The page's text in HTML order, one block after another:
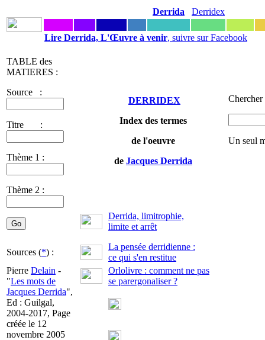
Derrida Derridex
Lire Derrida, L'Œuvre à venir, suivre sur Facebook
TABLE des
MATIERES :
Source :
Titre :
Thème 1 :
Thème 2 :
DERRIDEX
Index des termes
de l'oeuvre
de Jacques Derrida
Un seul
Derrida, limitrophie,
limite et arrêt
Sources (*) :
La pensée derridienne :
ce qui s'en restitue
Pierre Delain -
"Les mots de
Jacques Derrida",
Ed : Guilgal,
2004-2017, Page
créée le 12
novembre 2005
Orlolivre : comment ne pas
se parergonaliser ?